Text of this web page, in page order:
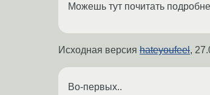
Можешь тут почитать
Исходная версия hateyoufeel,
Во-первых..